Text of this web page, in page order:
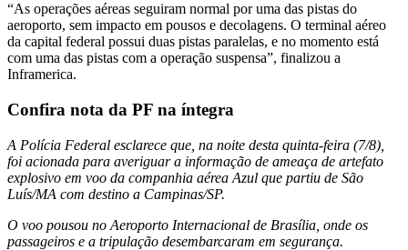
“As operações aéreas seguiram normal por uma das pistas do
aeroporto, sem impacto em pousos e decolagens. O terminal aéreo
da capital federal possui duas pistas paralelas, e no momento está
com uma das pistas com a operação suspensa”, finalizou a
Inframerica.
Confira nota da PF na íntegra
A Polícia Federal esclarece que, na noite desta quinta-feira (7/8),
foi acionada para averiguar a informação de ameaça de artefato
explosivo em voo da companhia aérea Azul que partiu de São
Luís/MA com destino a Campinas/SP.
O voo pousou no Aeroporto Internacional de Brasília, onde os
passageiros e a tripulação desembarcaram em segurança.